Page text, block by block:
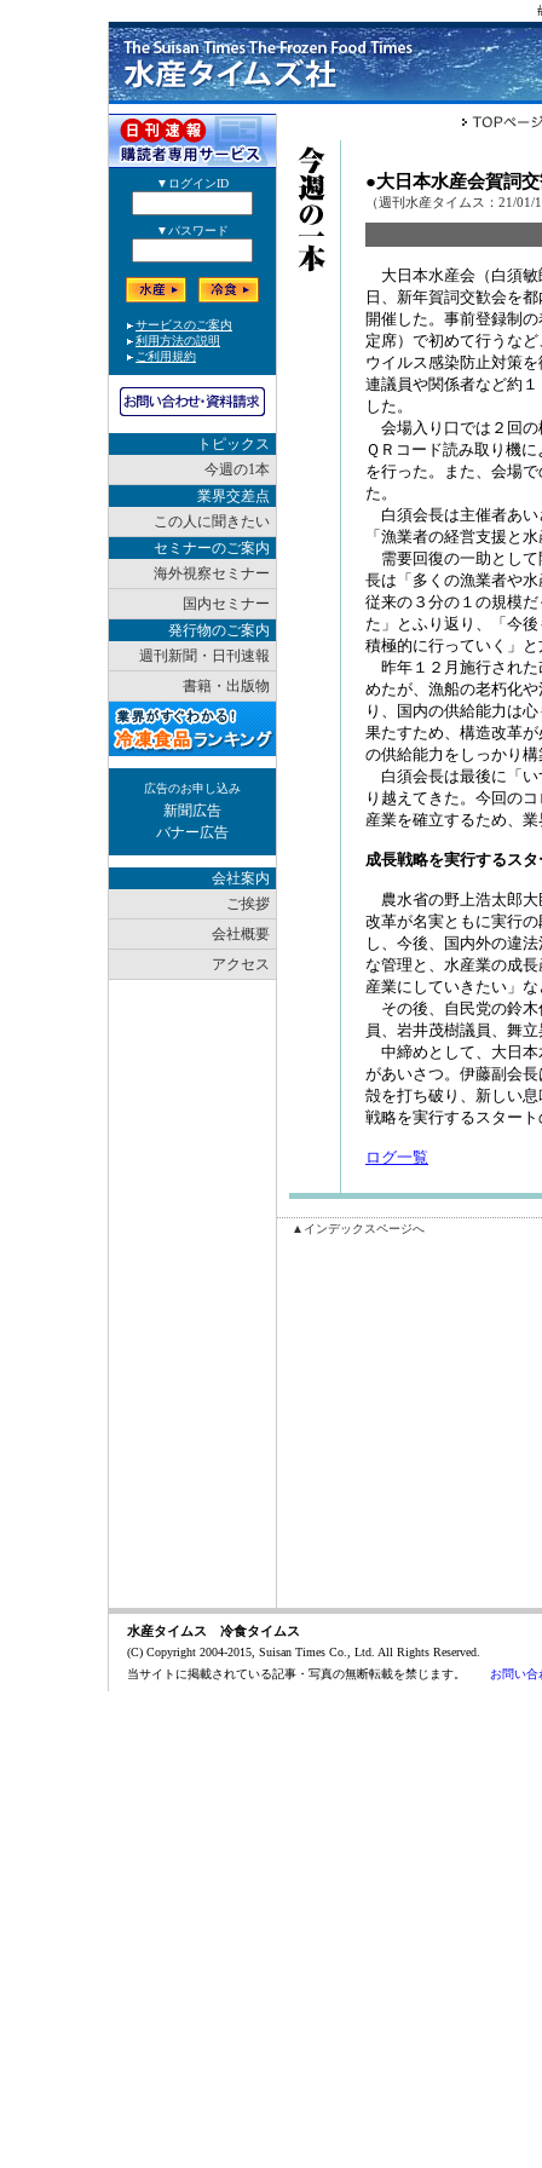
トピックス
今週の1本
業界交差点
この人に聞きたい
セミナーのご案内
海外視察セミナー
国内セミナー
発行物のご案内
週刊新聞・日刊速報
書籍・出版物
広告のお申し込み
新聞広告
バナー広告
会社案内
ご挨拶
会社概要
アクセス
●大日本水産会賀詞
（週刊水産タイムス：21/01/
大日本水産会（白須敏
日、新年賀詞交歓会を
開催した。事前登録制
定席）で初めて行うな
ウイルス感染防止対策
連議員や関係者など約
した。
会場入り口では２回の
ＱＲコード読み取り機
を行った。また、会場
た。
白須会長は主催者あい
「漁業者の経営支援と
需要回復の一助として
長は「多くの漁業者や
従来の３分の１の規模
た」とふり返り、「今
積極的に行っていく」
昨年１２月施行された
めたが、漁船の老朽化
り、国内の供給能力は
果たすため、構造改革
の供給能力をしっかり
白須会長は最後に「い
り越えてきた。今回の
産業を確立するため、
成長戦略を実行するス
農水省の野上浩太郎大
改革が名実ともに実行
し、今後、国内外の違
な管理と、水産業の成
産業にしていきたい」
その後、自民党の鈴木
員、岩井茂樹議員、舞
中締めとして、大日本
があいさつ。伊藤副会
殻を打ち破り、新しい
戦略を実行するスター
ログ一覧
▲インデックスページへ
水産タイムス 冷食タイムス
(C) Copyright 2004-2015, Suisan Times Co., Ltd. All Rights Reserved.
当サイトに掲載されている記事・写真の無断転載を禁じます。 お問い合